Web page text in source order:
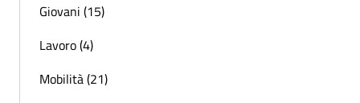
Giovani (15)
Lavoro (4)
Mobilità (21)